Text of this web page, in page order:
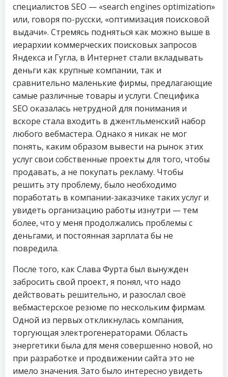
специалистов SEO — «search engines optimization»
или, говоря по-русски, «оптимизация поисковой
выдачи». Стремясь подняться как можно выше в
иерархии коммерческих поисковых запросов
Яндекса и Гугла, в Интернет стали вкладывать
деньги как крупные компании, так и
сравнительно маленькие фирмы, предлагающие
самые различные товары и услуги. Специфика
SEO оказалась нетрудной для понимания и
вскоре стала входить в джентльменский набор
любого вебмастера. Однако я никак не мог
понять, каким образом вывести на рынок этих
услуг свои собственные проекты для того, чтобы
продавать, а не покупать рекламу. Чтобы
решить эту проблему, было необходимо
поработать в компании-заказчике таких услуг и
увидеть организацию работы изнутри — тем
более, что у меня продолжались проблемы с
деньгами, и постоянная зарплата бы не
повредила.
После того, как Слава Фурта был вынужден
забросить свой проект, я понял, что надо
действовать решительно, и разослал своё
вебмастерское резюме по нескольким фирмам.
Одной из первых откликнулась компания,
торгующая электрогенераторами. Область
энергетики была для меня совершенно новой, но
при разработке и продвижении сайта это не
имело значения. Зато было интересно увидеть